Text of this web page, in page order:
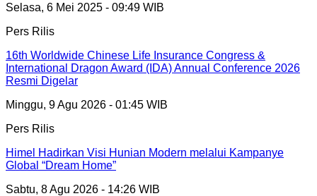
Selasa, 6 Mei 2025 - 09:49 WIB
Pers Rilis
16th Worldwide Chinese Life Insurance Congress &
International Dragon Award (IDA) Annual Conference 2026
Resmi Digelar
Minggu, 9 Agu 2026 - 01:45 WIB
Pers Rilis
Himel Hadirkan Visi Hunian Modern melalui Kampanye
Global “Dream Home”
Sabtu, 8 Agu 2026 - 14:26 WIB